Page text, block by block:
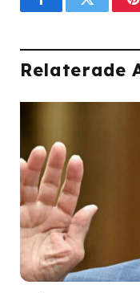
FacebookTwitter
Relaterade